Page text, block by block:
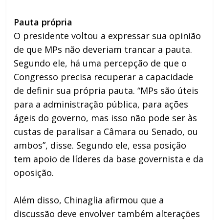
Pauta própria
O presidente voltou a expressar sua opinião
de que MPs não deveriam trancar a pauta.
Segundo ele, há uma percepção de que o
Congresso precisa recuperar a capacidade
de definir sua própria pauta. “MPs são úteis
para a administração pública, para ações
ágeis do governo, mas isso não pode ser às
custas de paralisar a Câmara ou Senado, ou
ambos”, disse. Segundo ele, essa posição
tem apoio de líderes da base governista e da
oposição.
Além disso, Chinaglia afirmou que a
discussão deve envolver também alterações